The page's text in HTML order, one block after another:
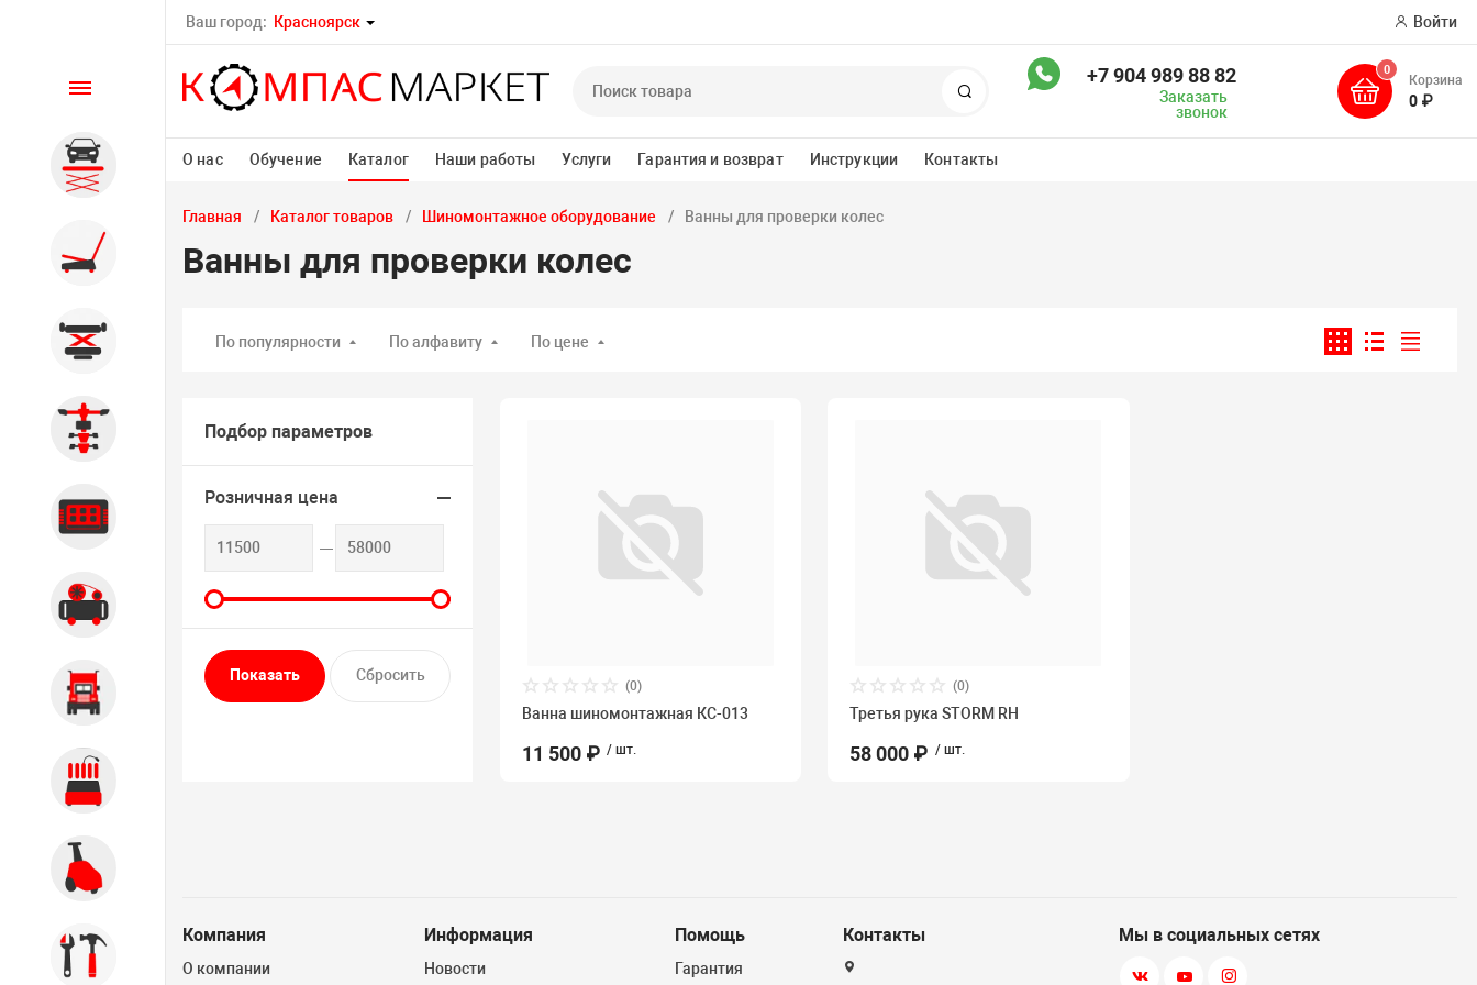
Ваш город: Красноярск Войти
Поиск
+7 904 989 88 82
Заказать
звонок
0
Корзина
0 ₽
О нас Обучение Каталог Наши работы Услуги Гарантия и возврат Инструкции Контакты
Каталог
Автомобильные подъемники
оборудование
Общегаражное
Стенды сход-развал
Компрессорное оборудование
Грузовое оборудование
Главная Каталог товаров Шиномонтажное оборудование Ванны для проверки колес
Ванны для проверки колес
По популярности По алфавиту По цене
Подбор параметров
Розничная цена
(0)
Ванна шиномонтажная КС-013
11 500 ₽ / шт.
(0)
Третья рука STORM RH
58 000 ₽ / шт.
Компания
О компании
Информация
Новости
Помощь
Гарантия
Контакты Мы в социальных сетях